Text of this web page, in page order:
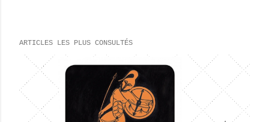
g
t
ARTICLES LES PLUS CONSULTÉS